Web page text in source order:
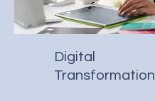
Digital
Transformation